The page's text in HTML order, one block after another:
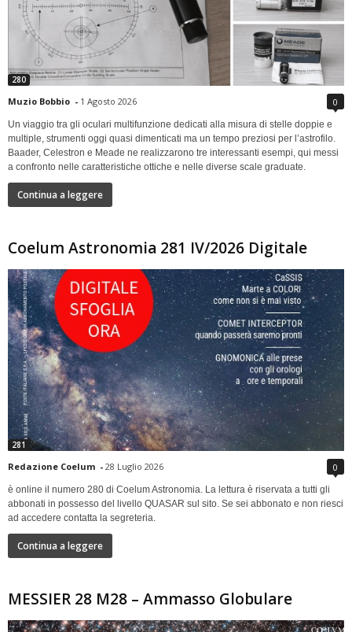
280
Muzio Bobbio - 1 Agosto 2026 0
Un viaggio tra gli oculari multifunzione dedicati alla misura di stelle doppie e
multiple, strumenti oggi quasi dimenticati ma un tempo preziosi per l’astrofilo.
Baader, Celestron e Meade ne realizzarono tre interessanti esempi, qui messi
a confronto nelle caratteristiche ottiche e nelle diverse scale graduate.
Continua a leggere
Coelum Astronomia 281 IV/2026 Digitale
281
Redazione Coelum - 28 Luglio 2026 0
è online il numero 280 di Coelum Astronomia. La lettura è riservata a tutti gli
abbonati in possesso del livello QUASAR sul sito. Se sei abbonato e non riesci
ad accedere contatta la segreteria.
Continua a leggere
MESSIER 28 M28 – Ammasso Globulare